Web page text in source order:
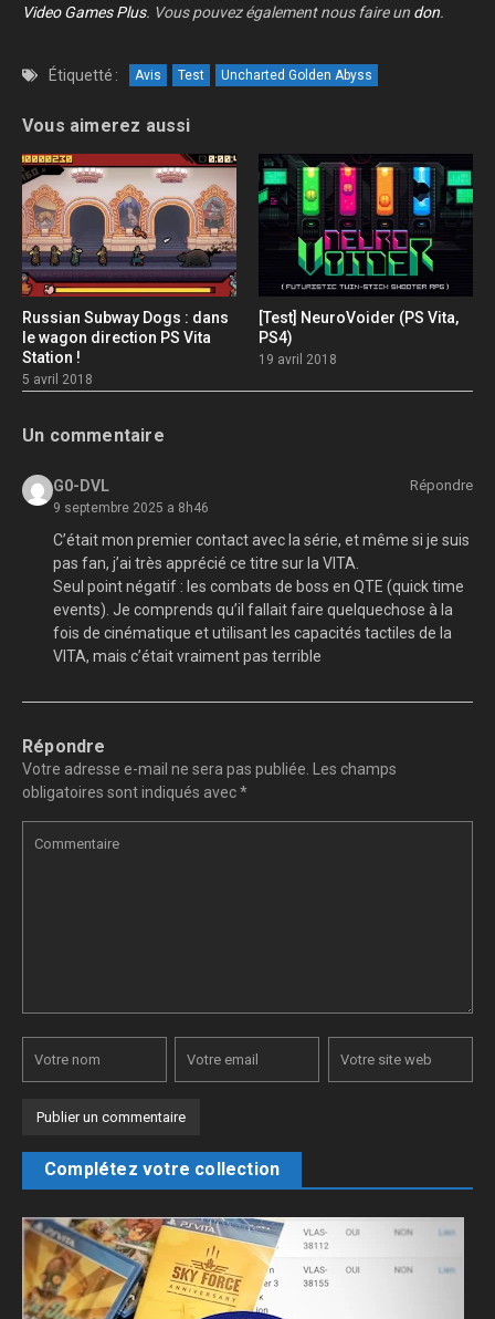
Video Games Plus. Vous pouvez également nous faire un don.
Étiquetté : Avis Test Uncharted Golden Abyss
Vous aimerez aussi
Russian Subway Dogs : dans
le wagon direction PS Vita
Station !
5 avril 2018
[Test] NeuroVoider (PS Vita,
PS4)
19 avril 2018
Un commentaire
G0-DVL
9 septembre 2025 a 8h46
Répondre
C’était mon premier contact avec la série, et même si je suis
pas fan, j’ai très apprécié ce titre sur la VITA.
Seul point négatif : les combats de boss en QTE (quick time
events). Je comprends qu’il fallait faire quelquechose à la
fois de cinématique et utilisant les capacités tactiles de la
VITA, mais c’était vraiment pas terrible
Répondre
Votre adresse e-mail ne sera pas publiée. Les champs
obligatoires sont indiqués avec*
Complétez votre collection